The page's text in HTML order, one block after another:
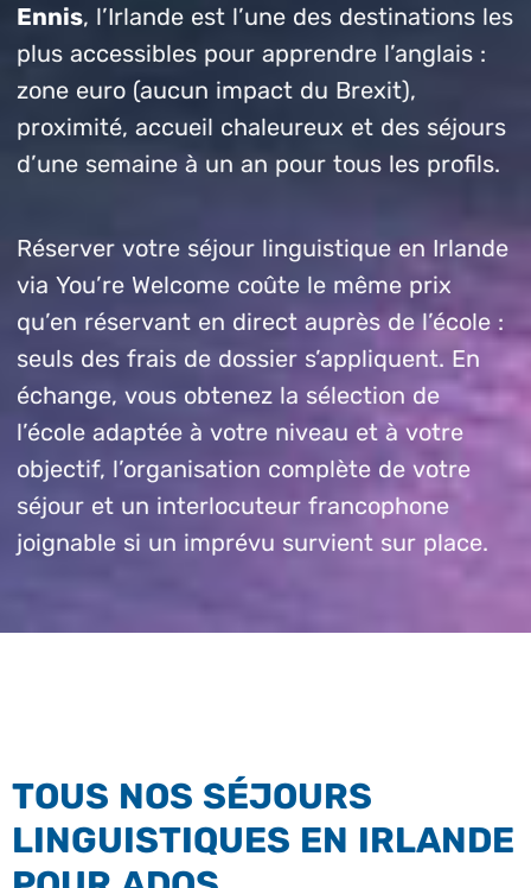
Ennis, l’Irlande est l’une des destinations les
plus accessibles pour apprendre l’anglais :
zone euro (aucun impact du Brexit),
proximité, accueil chaleureux et des séjours
d’une semaine à un an pour tous les profils.
Réserver votre séjour linguistique en Irlande
via You’re Welcome coûte le même prix
qu’en réservant en direct auprès de l’école :
seuls des frais de dossier s’appliquent. En
échange, vous obtenez la sélection de
l’école adaptée à votre niveau et à votre
objectif, l’organisation complète de votre
séjour et un interlocuteur francophone
joignable si un imprévu survient sur place.
TOUS NOS SÉJOURS
LINGUISTIQUES EN IRLANDE